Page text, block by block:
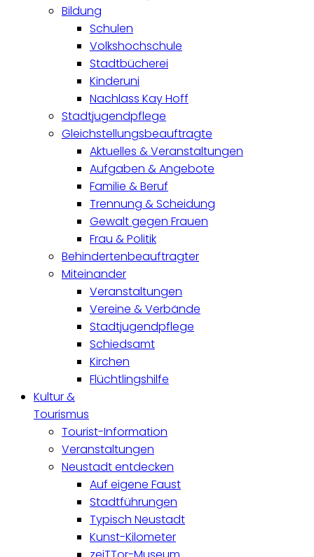
Bildung
Schulen
Volkshochschule
Stadtbücherei
Kinderuni
Nachlass Kay Hoff
Stadtjugendpflege
Gleichstellungsbeauftragte
Aktuelles & Veranstaltungen
Aufgaben & Angebote
Familie & Beruf
Trennung & Scheidung
Gewalt gegen Frauen
Frau & Politik
Behindertenbeauftragter
Miteinander
Veranstaltungen
Vereine & Verbände
Stadtjugendpflege
Schiedsamt
Kirchen
Flüchtlingshilfe
Kultur &
Tourismus
Tourist-Information
Veranstaltungen
Neustadt entdecken
Auf eigene Faust
Stadtführungen
Typisch Neustadt
Kunst-Kilometer